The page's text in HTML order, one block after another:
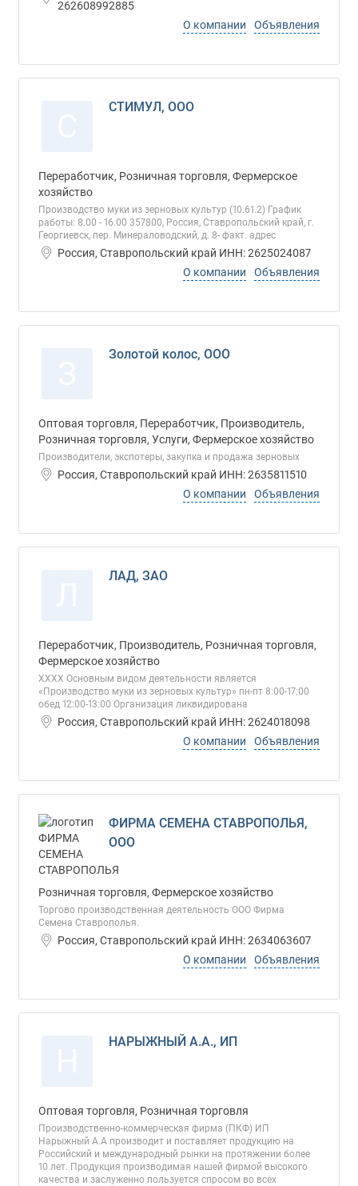
262608992885
О компании
Объявления
СТИМУЛ, ООО
Переработчик, Розничная торговля, Фермерское
хозяйство
Производство муки из зерновых культур (10.61.2) График
работы: 8.00 - 16.00 357800, Россия, Ставропольский край, г.
Георгиевск, пер. Минераловодский, д. 8- факт. адрес
Россия, Ставропольский край ИНН: 2625024087
О компании
Объявления
Золотой колос, ООО
Оптовая торговля, Переработчик, Производитель,
Розничная торговля, Услуги, Фермерское хозяйство
Производители, экспотеры, закупка и продажа зерновых
Россия, Ставропольский край ИНН: 2635811510
О компании
Объявления
ЛАД, ЗАО
Переработчик, Производитель, Розничная торговля,
Фермерское хозяйство
ХХХХ Основным видом деятельности является
«Производство муки из зерновых культур» пн-пт 8:00-17:00
обед 12:00-13:00 Организация ликвидирована
Россия, Ставропольский край ИНН: 2624018098
О компании
Объявления
ФИРМА СЕМЕНА СТАВРОПОЛЬЯ,
ООО
Розничная торговля, Фермерское хозяйство
Торгово производственная деятельность ООО Фирма
Семена Ставрополья.
Россия, Ставропольский край ИНН: 2634063607
О компании
Объявления
НАРЫЖНЫЙ А.А., ИП
Оптовая торговля, Розничная торговля
Производственно-коммерческая фирма (ПКФ) ИП
Нарыжный А.А производит и поставляет продукцию на
Российский и международный рынки на протяжении более
10 лет. Продукция производимая нашей фирмой высокого
качества и заслуженно пользуется спросом во всех